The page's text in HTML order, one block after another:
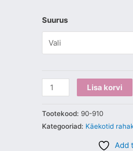
Suurus
Lisa korvi
Tootekood: 90-910
Kategooriad: Käekotid
Add